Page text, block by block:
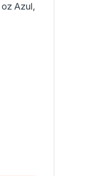
Azul,